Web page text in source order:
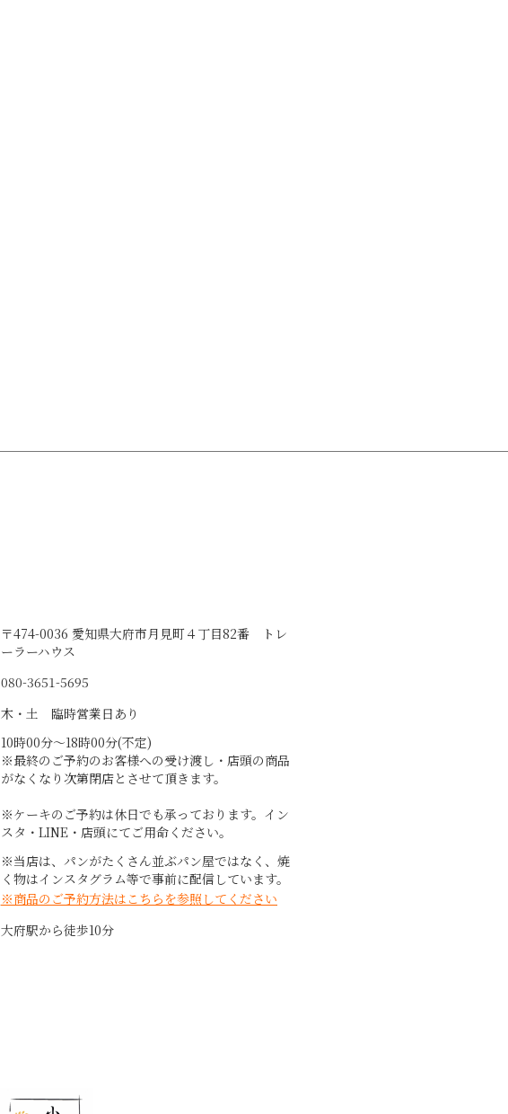
〒474-0036 愛知県大府市月見町４丁目82番 トレ
ーラーハウス
080-3651-5695
木・土 臨時営業日あり
10時00分～18時00分(不定)
※最終のご予約のお客様への受け渡し・店頭の商品
がなくなり次第閉店とさせて頂きます。
※ケーキのご予約は休日でも承っております。イン
スタ・LINE・店頭にてご用命ください。
※当店は、パンがたくさん並ぶパン屋ではなく、焼
く物はインスタグラム等で事前に配信しています。
※商品のご予約方法はこちらを参照してください
大府駅から徒歩10分